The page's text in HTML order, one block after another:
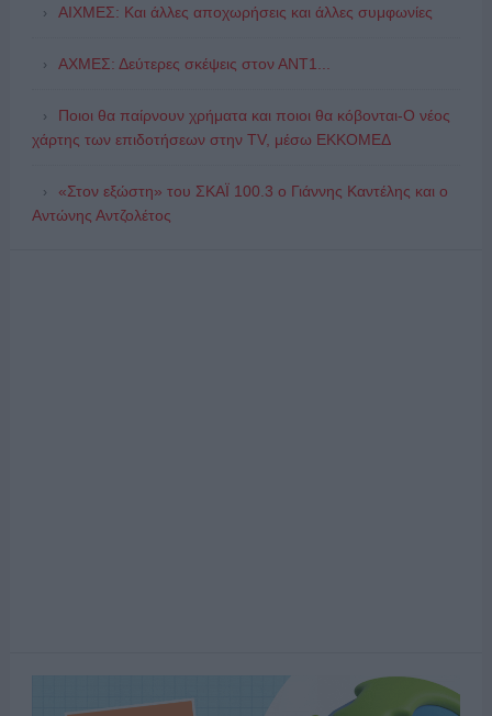
ΑΙΧΜΕΣ: Και άλλες αποχωρήσεις και άλλες συμφωνίες
ΑΧΜΕΣ: Δεύτερες σκέψεις στον ΑΝΤ1...
Ποιοι θα παίρνουν χρήματα και ποιοι θα κόβονται-Ο νέος
χάρτης των επιδοτήσεων στην TV, μέσω ΕΚΚΟΜΕΔ
«Στον εξώστη» του ΣΚΑΪ 100.3 ο Γιάννης Καντέλης και ο
Αντώνης Αντζολέτος